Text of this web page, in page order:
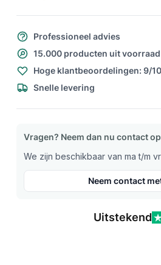
Professioneel advies
15.000 producten uit voorraad
Hoge klantbeoordelingen: 9/10
Snelle levering
Vragen? Neem dan nu contact op
We zijn beschikbaar van ma t/m
Neem contact
Uitstekend